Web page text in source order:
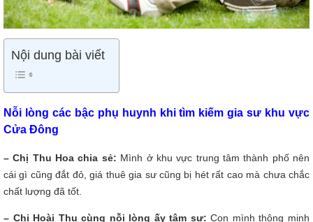
Nội dung bài viết
Nỗi lòng các bậc phụ huynh khi tìm kiếm gia sư khu vực
Cửa Đông
– Chị Thu Hoa chia sẻ: Mình ở khu vực trung tâm thành phố nên
cái gì cũng đắt đỏ, giá thuê gia sư cũng bị hét rất cao mà chưa chắc
chất lượng đã tốt.
– Chị Hoài Thu cùng nỗi lòng ấy tâm sự: Con mình thông minh